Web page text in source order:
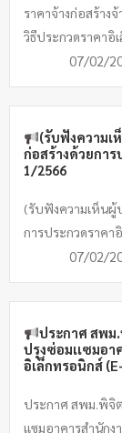
ราคาจ้างก่อสร้าง
วิธีประกวดราคาอิ
07/02/
(รับฟังความเ
ก่อสร้างด้วยกา
1/2566
(รับฟังความเห็นผู้
การประกวดราคา
07/02/
ประกาศ สพม.
ปรุงซ่อมเเซมอ
อิเล็กทรอนิกส์
ประกาศ สพม.พิจิต
เเซมอาคารสำนัก